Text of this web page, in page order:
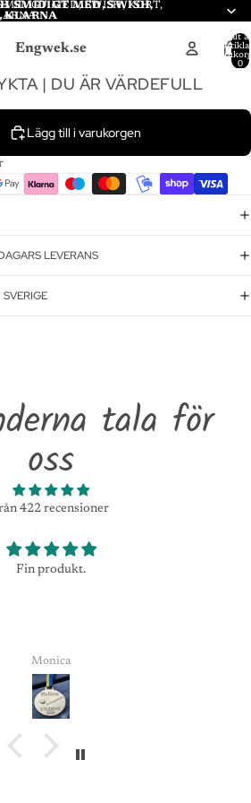
SMIDIGT MED, SWISH,
KLARNA
MED, SWISH, KORT,
Engwek.se
Totalt
0
| DU ÄR VÄRDEFULL
Lägg till i varukorgen
LEVERANS
tala för
oss
422 recensioner
Fin produkt.
Monica